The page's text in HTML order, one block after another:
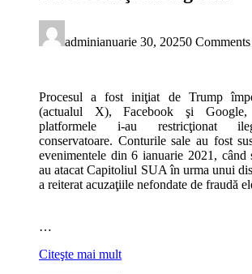
adminianuarie 30, 20250 Comments
Procesul a fost iniţiat de Trump
(actualul X), Facebook şi Google,
platformele i-au restricţionat
conservatoare. Conturile sale au fost
evenimentele din 6 ianuarie 2021, când
au atacat Capitoliul SUA în urma unui
a reiterat acuzaţiile nefondate de fraudă
…
Citeşte mai mult